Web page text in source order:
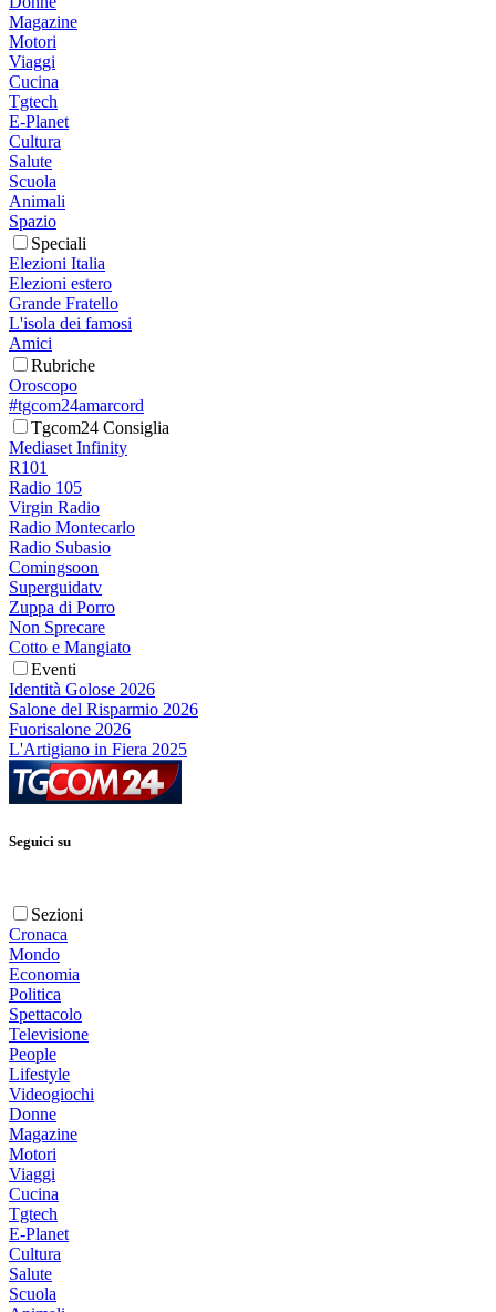
Magazine
Motori
Viaggi
Cucina
Tgtech
E-Planet
Cultura
Salute
Scuola
Animali
Spazio
Speciali
Elezioni Italia
Elezioni estero
Grande Fratello
L'isola dei famosi
Amici
Rubriche
Oroscopo
#tgcom24amarcord
Tgcom24 Consiglia
Mediaset Infinity
R101
Radio 105
Virgin Radio
Radio Montecarlo
Radio Subasio
Comingsoon
Superguidatv
Zuppa di Porro
Non Sprecare
Cotto e Mangiato
Eventi
Identità Golose 2026
Salone del Risparmio 2026
Fuorisalone 2026
L'Artigiano in Fiera 2025
Seguici su
Sezioni
Cronaca
Mondo
Economia
Politica
Spettacolo
Televisione
People
Lifestyle
Videogiochi
Donne
Magazine
Motori
Viaggi
Cucina
Tgtech
E-Planet
Cultura
Salute
Scuola